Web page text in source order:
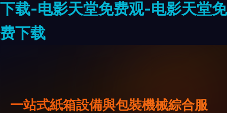
下载-电影天堂免费观-电影天堂免
费下载
一站式紙箱設備與包裝機械綜合服